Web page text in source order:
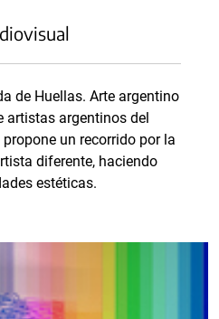
de Huellas. Arte argentino
artistas argentinos del
un recorrido por la
diferente, haciendo
estéticas.